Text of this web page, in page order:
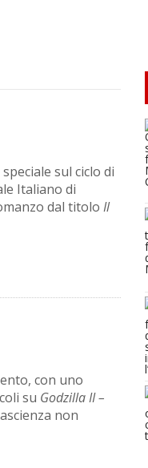
sul ciclo di
Italiano di
dal titolo Il
con uno
su Godzilla II –
non